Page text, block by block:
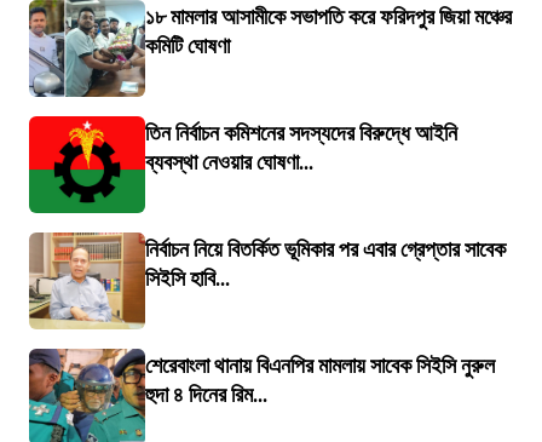
১৮ মামলার আসামীকে সভাপতি করে ফরিদপুর জিয়া মঞ্চের
কমিটি ঘোষণা
তিন নির্বাচন কমিশনের সদস্যদের বিরুদ্ধে আইনি
ব্যবস্থা নেওয়ার ঘোষণা...
নির্বাচন নিয়ে বিতর্কিত ভূমিকার পর এবার গ্রেপ্তার সাবেক
সিইসি হাবি...
শেরেবাংলা থানায় বিএনপির মামলায় সাবেক সিইসি নুরুল
হুদা ৪ দিনের রিম...